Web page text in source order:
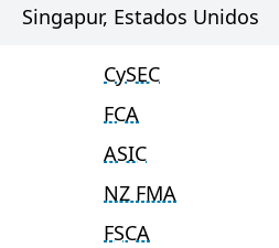
Singapur, Estados Unidos
CySEC
FCA
ASIC
NZ FMA
FSCA